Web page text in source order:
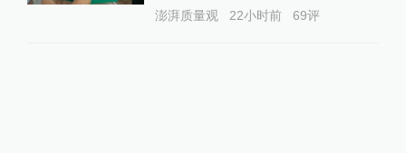
澎湃质量观 22小时前 69评